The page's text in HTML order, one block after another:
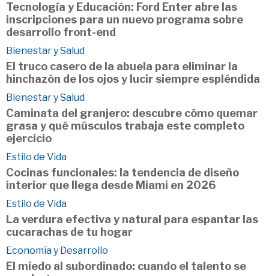
Tecnología y Educación: Ford Enter abre las
inscripciones para un nuevo programa sobre
desarrollo front-end
Bienestar y Salud
El truco casero de la abuela para eliminar la
hinchazón de los ojos y lucir siempre espléndida
Bienestar y Salud
Caminata del granjero: descubre cómo quemar
grasa y qué músculos trabaja este completo
ejercicio
Estilo de Vida
Cocinas funcionales: la tendencia de diseño
interior que llega desde Miami en 2026
Estilo de Vida
La verdura efectiva y natural para espantar las
cucarachas de tu hogar
Economía y Desarrollo
El miedo al subordinado: cuando el talento se